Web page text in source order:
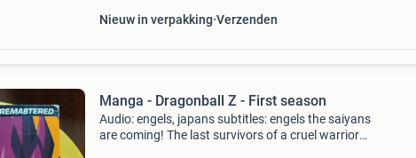
Nieuw in verpakking Verzenden
Manga - Dragonball Z - First season
Audio: engels, japans subtitles: engels the saiyans
are coming! The last survivors of a cruel warrior